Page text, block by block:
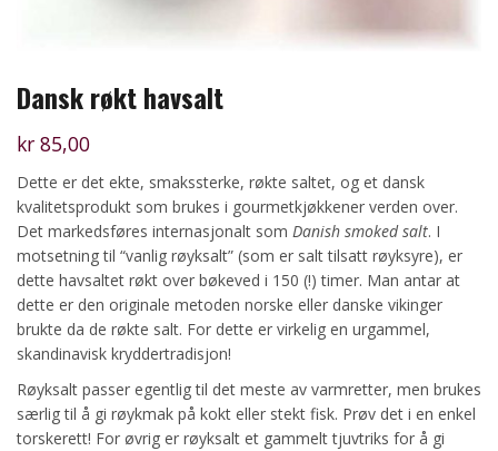
Dansk røkt havsalt
kr 85,00
Dette er det ekte, smakssterke, røkte saltet, og et dansk
kvalitetsprodukt som brukes i gourmetkjøkkener verden over.
Det markedsføres internasjonalt som Danish smoked salt. I
motsetning til “vanlig røyksalt” (som er salt tilsatt røyksyre), er
dette havsaltet røkt over bøkeved i 150 (!) timer. Man antar at
dette er den originale metoden norske eller danske vikinger
brukte da de røkte salt. For dette er virkelig en urgammel,
skandinavisk kryddertradisjon!
Røyksalt passer egentlig til det meste av varmretter, men brukes
særlig til å gi røykmak på kokt eller stekt fisk. Prøv det i en enkel
torskerett! For øvrig er røyksalt et gammelt tjuvtriks for å gi